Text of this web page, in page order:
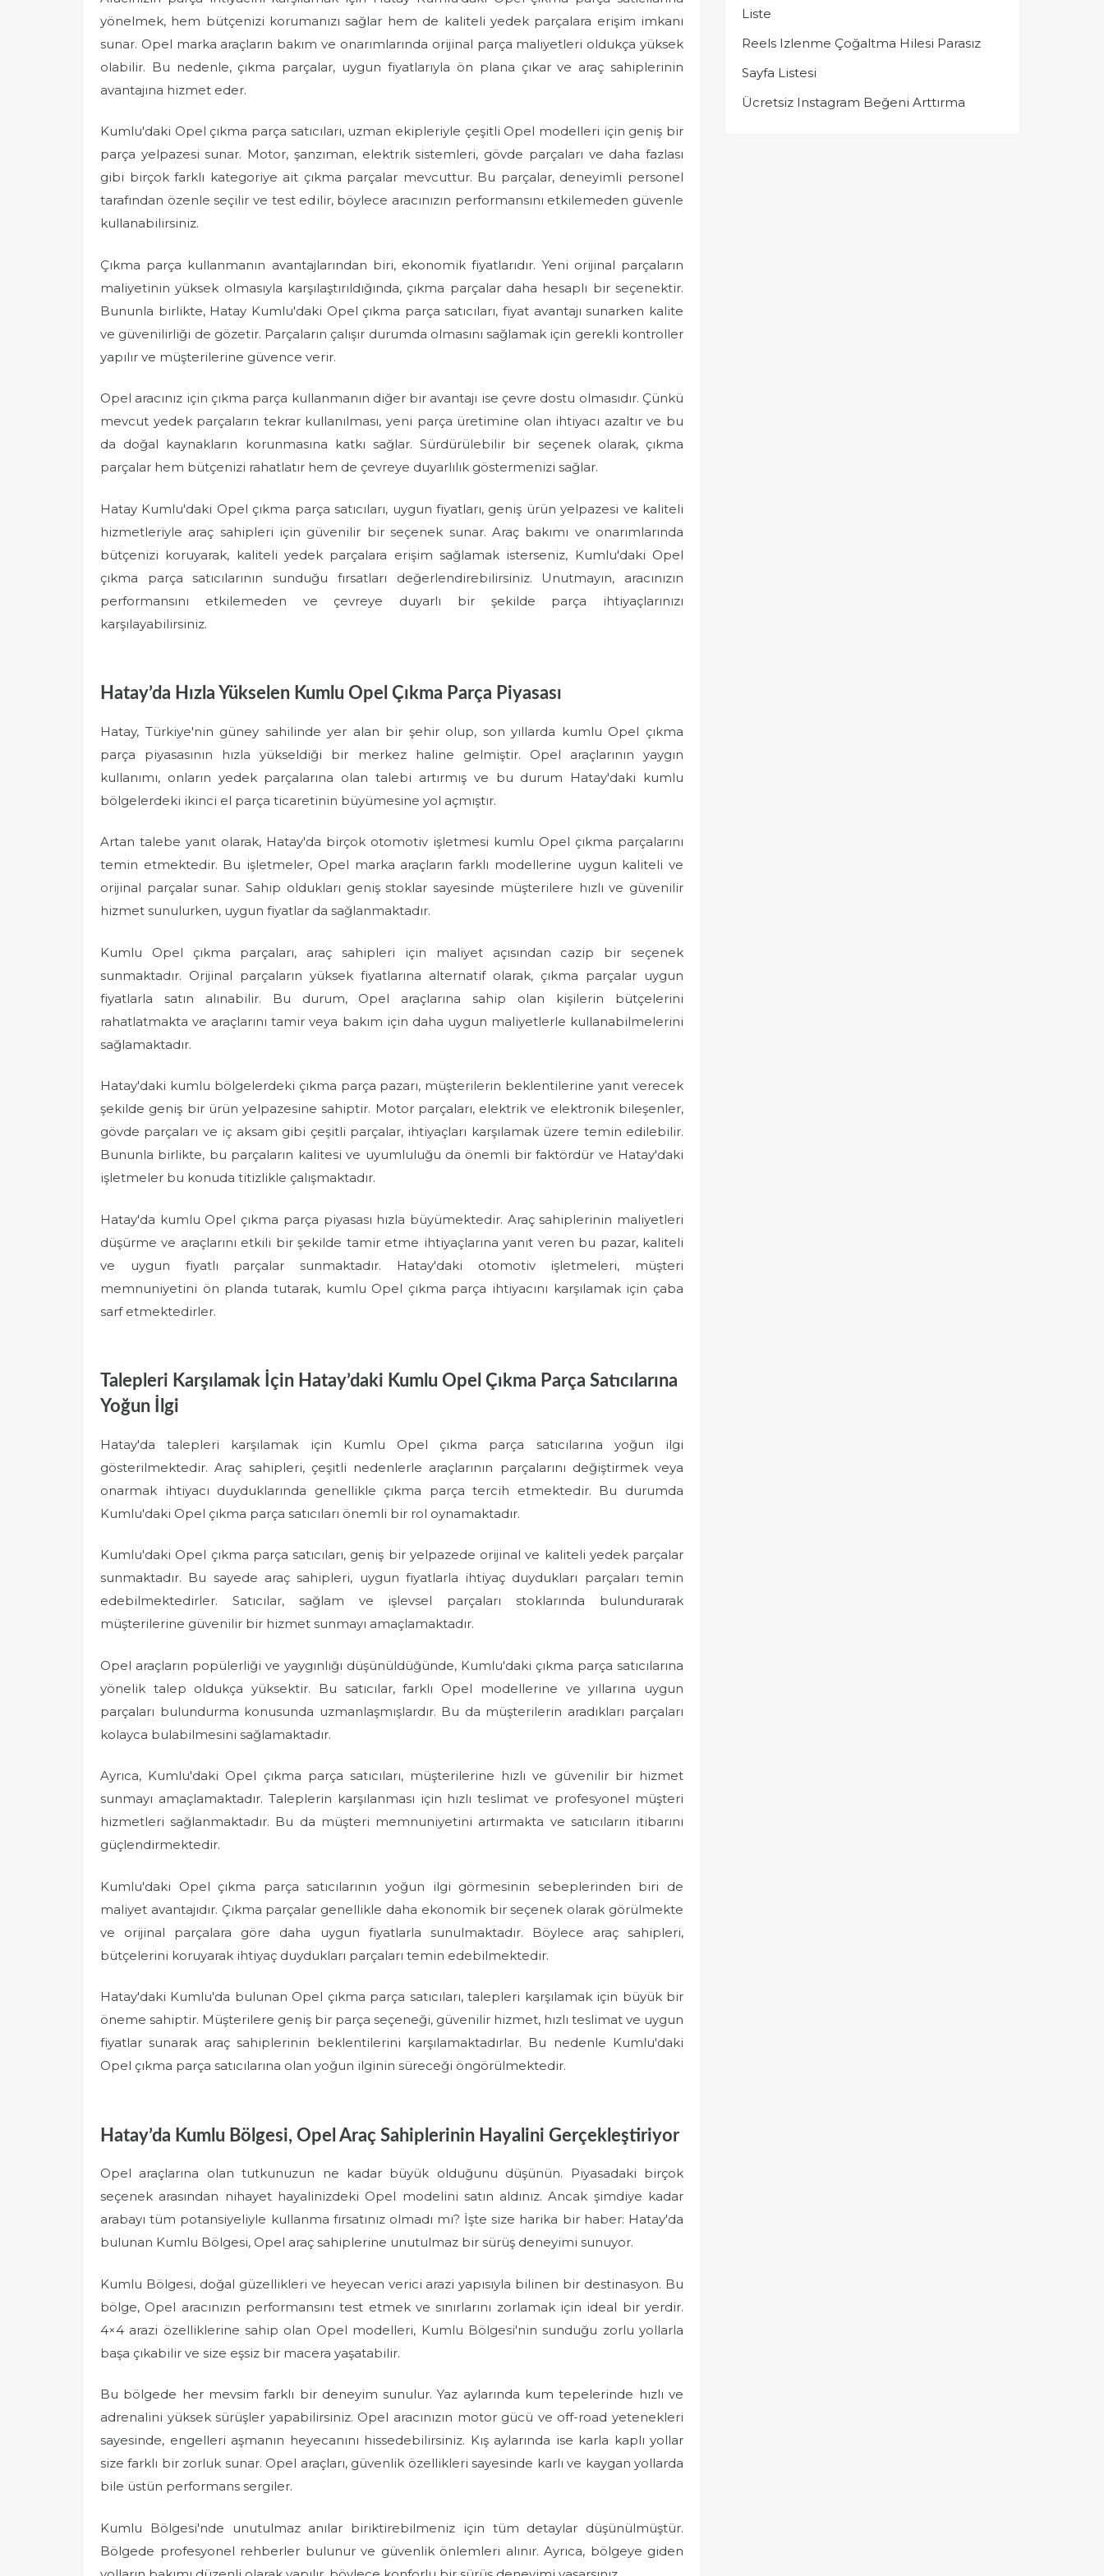
e
n
yönelmek, hem bütçenizi korumanızı sağlar hem de kaliteli yedek parçalara erişim imkanı
sunar. Opel marka araçların bakım ve onarımlarında orijinal parça maliyetleri oldukça yüksek
olabilir. Bu nedenle, çıkma parçalar, uygun fiyatlarıyla ön plana çıkar ve araç sahiplerinin
avantajına hizmet eder.
Kumlu'daki Opel çıkma parça satıcıları, uzman ekipleriyle çeşitli Opel modelleri için geniş bir
parça yelpazesi sunar. Motor, şanzıman, elektrik sistemleri, gövde parçaları ve daha fazlası
gibi birçok farklı kategoriye ait çıkma parçalar mevcuttur. Bu parçalar, deneyimli personel
tarafından özenle seçilir ve test edilir, böylece aracınızın performansını etkilemeden güvenle
kullanabilirsiniz.
Çıkma parça kullanmanın avantajlarından biri, ekonomik fiyatlarıdır. Yeni orijinal parçaların
maliyetinin yüksek olmasıyla karşılaştırıldığında, çıkma parçalar daha hesaplı bir seçenektir.
Bununla birlikte, Hatay Kumlu'daki Opel çıkma parça satıcıları, fiyat avantajı sunarken kalite
ve güvenilirliği de gözetir. Parçaların çalışır durumda olmasını sağlamak için gerekli kontroller
yapılır ve müşterilerine güvence verir.
Opel aracınız için çıkma parça kullanmanın diğer bir avantajı ise çevre dostu olmasıdır. Çünkü
mevcut yedek parçaların tekrar kullanılması, yeni parça üretimine olan ihtiyacı azaltır ve bu
da doğal kaynakların korunmasına katkı sağlar. Sürdürülebilir bir seçenek olarak, çıkma
parçalar hem bütçenizi rahatlatır hem de çevreye duyarlılık göstermenizi sağlar.
Hatay Kumlu'daki Opel çıkma parça satıcıları, uygun fiyatları, geniş ürün yelpazesi ve kaliteli
hizmetleriyle araç sahipleri için güvenilir bir seçenek sunar. Araç bakımı ve onarımlarında
bütçenizi koruyarak, kaliteli yedek parçalara erişim sağlamak isterseniz, Kumlu'daki Opel
çıkma parça satıcılarının sunduğu fırsatları değerlendirebilirsiniz. Unutmayın, aracınızın
performansını etkilemeden ve çevreye duyarlı bir şekilde parça ihtiyaçlarınızı
karşılayabilirsiniz.
Hatay’da Hızla Yükselen Kumlu Opel Çıkma Parça Piyasası
Hatay, Türkiye'nin güney sahilinde yer alan bir şehir olup, son yıllarda kumlu Opel çıkma
parça piyasasının hızla yükseldiği bir merkez haline gelmiştir. Opel araçlarının yaygın
kullanımı, onların yedek parçalarına olan talebi artırmış ve bu durum Hatay'daki kumlu
bölgelerdeki ikinci el parça ticaretinin büyümesine yol açmıştır.
Artan talebe yanıt olarak, Hatay'da birçok otomotiv işletmesi kumlu Opel çıkma parçalarını
temin etmektedir. Bu işletmeler, Opel marka araçların farklı modellerine uygun kaliteli ve
orijinal parçalar sunar. Sahip oldukları geniş stoklar sayesinde müşterilere hızlı ve güvenilir
hizmet sunulurken, uygun fiyatlar da sağlanmaktadır.
Kumlu Opel çıkma parçaları, araç sahipleri için maliyet açısından cazip bir seçenek
sunmaktadır. Orijinal parçaların yüksek fiyatlarına alternatif olarak, çıkma parçalar uygun
fiyatlarla satın alınabilir. Bu durum, Opel araçlarına sahip olan kişilerin bütçelerini
rahatlatmakta ve araçlarını tamir veya bakım için daha uygun maliyetlerle kullanabilmelerini
sağlamaktadır.
Hatay'daki kumlu bölgelerdeki çıkma parça pazarı, müşterilerin beklentilerine yanıt verecek
şekilde geniş bir ürün yelpazesine sahiptir. Motor parçaları, elektrik ve elektronik bileşenler,
gövde parçaları ve iç aksam gibi çeşitli parçalar, ihtiyaçları karşılamak üzere temin edilebilir.
Bununla birlikte, bu parçaların kalitesi ve uyumluluğu da önemli bir faktördür ve Hatay'daki
işletmeler bu konuda titizlikle çalışmaktadır.
Hatay'da kumlu Opel çıkma parça piyasası hızla büyümektedir. Araç sahiplerinin maliyetleri
düşürme ve araçlarını etkili bir şekilde tamir etme ihtiyaçlarına yanıt veren bu pazar, kaliteli
ve uygun fiyatlı parçalar sunmaktadır. Hatay'daki otomotiv işletmeleri, müşteri
memnuniyetini ön planda tutarak, kumlu Opel çıkma parça ihtiyacını karşılamak için çaba
sarf etmektedirler.
Talepleri Karşılamak İçin Hatay’daki Kumlu Opel Çıkma Parça Satıcılarına
Yoğun İlgi
Hatay'da talepleri karşılamak için Kumlu Opel çıkma parça satıcılarına yoğun ilgi
gösterilmektedir. Araç sahipleri, çeşitli nedenlerle araçlarının parçalarını değiştirmek veya
onarmak ihtiyacı duyduklarında genellikle çıkma parça tercih etmektedir. Bu durumda
Kumlu'daki Opel çıkma parça satıcıları önemli bir rol oynamaktadır.
Kumlu'daki Opel çıkma parça satıcıları, geniş bir yelpazede orijinal ve kaliteli yedek parçalar
sunmaktadır. Bu sayede araç sahipleri, uygun fiyatlarla ihtiyaç duydukları parçaları temin
edebilmektedirler. Satıcılar, sağlam ve işlevsel parçaları stoklarında bulundurarak
müşterilerine güvenilir bir hizmet sunmayı amaçlamaktadır.
Opel araçların popülerliği ve yaygınlığı düşünüldüğünde, Kumlu'daki çıkma parça satıcılarına
yönelik talep oldukça yüksektir. Bu satıcılar, farklı Opel modellerine ve yıllarına uygun
parçaları bulundurma konusunda uzmanlaşmışlardır. Bu da müşterilerin aradıkları parçaları
kolayca bulabilmesini sağlamaktadır.
Ayrıca, Kumlu'daki Opel çıkma parça satıcıları, müşterilerine hızlı ve güvenilir bir hizmet
sunmayı amaçlamaktadır. Taleplerin karşılanması için hızlı teslimat ve profesyonel müşteri
hizmetleri sağlanmaktadır. Bu da müşteri memnuniyetini artırmakta ve satıcıların itibarını
güçlendirmektedir.
Kumlu'daki Opel çıkma parça satıcılarının yoğun ilgi görmesinin sebeplerinden biri de
maliyet avantajıdır. Çıkma parçalar genellikle daha ekonomik bir seçenek olarak görülmekte
ve orijinal parçalara göre daha uygun fiyatlarla sunulmaktadır. Böylece araç sahipleri,
bütçelerini koruyarak ihtiyaç duydukları parçaları temin edebilmektedir.
Hatay'daki Kumlu'da bulunan Opel çıkma parça satıcıları, talepleri karşılamak için büyük bir
öneme sahiptir. Müşterilere geniş bir parça seçeneği, güvenilir hizmet, hızlı teslimat ve uygun
fiyatlar sunarak araç sahiplerinin beklentilerini karşılamaktadırlar. Bu nedenle Kumlu'daki
Opel çıkma parça satıcılarına olan yoğun ilginin süreceği öngörülmektedir.
Hatay’da Kumlu Bölgesi, Opel Araç Sahiplerinin Hayalini Gerçekleştiriyor
Opel araçlarına olan tutkunuzun ne kadar büyük olduğunu düşünün. Piyasadaki birçok
seçenek arasından nihayet hayalinizdeki Opel modelini satın aldınız. Ancak şimdiye kadar
arabayı tüm potansiyeliyle kullanma fırsatınız olmadı mı? İşte size harika bir haber: Hatay'da
bulunan Kumlu Bölgesi, Opel araç sahiplerine unutulmaz bir sürüş deneyimi sunuyor.
Kumlu Bölgesi, doğal güzellikleri ve heyecan verici arazi yapısıyla bilinen bir destinasyon. Bu
bölge, Opel aracınızın performansını test etmek ve sınırlarını zorlamak için ideal bir yerdir.
4×4 arazi özelliklerine sahip olan Opel modelleri, Kumlu Bölgesi'nin sunduğu zorlu yollarla
başa çıkabilir ve size eşsiz bir macera yaşatabilir.
Bu bölgede her mevsim farklı bir deneyim sunulur. Yaz aylarında kum tepelerinde hızlı ve
adrenalini yüksek sürüşler yapabilirsiniz. Opel aracınızın motor gücü ve off-road yetenekleri
sayesinde, engelleri aşmanın heyecanını hissedebilirsiniz. Kış aylarında ise karla kaplı yollar
size farklı bir zorluk sunar. Opel araçları, güvenlik özellikleri sayesinde karlı ve kaygan yollarda
bile üstün performans sergiler.
Kumlu Bölgesi'nde unutulmaz anılar biriktirebilmeniz için tüm detaylar düşünülmüştür.
Bölgede profesyonel rehberler bulunur ve güvenlik önlemleri alınır. Ayrıca, bölgeye giden
Liste
Reels Izlenme Çoğaltma Hilesi Parasız
Sayfa Listesi
Ücretsiz Instagram Beğeni Arttırma